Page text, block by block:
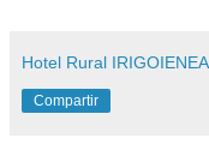
Hotel Rural IRIGOIENEA
Compartir